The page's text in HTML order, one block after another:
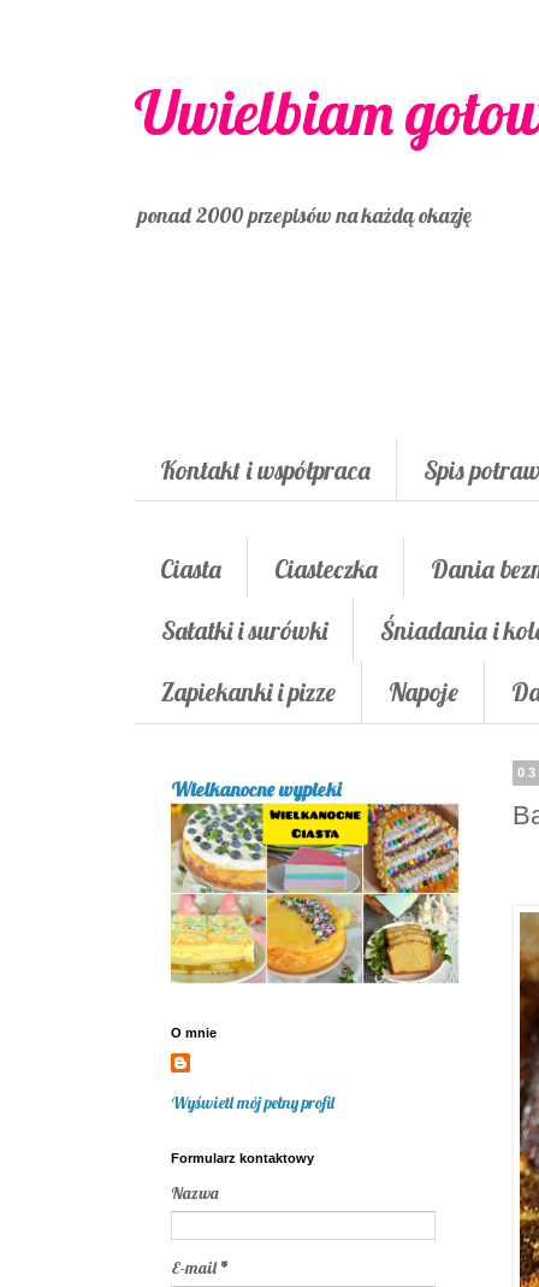
Uwielbiam
ponad 2000 przepisów na każdą okazję
Kontakt i współpraca Spis potraw
Ciasta Ciasteczka Dania
Sałatki i surówki
Śniadania i
Zapiekanki i pizze
Napoje
Wielkanocne wypieki
O mnie
Wyświetl mój pełny profil
Formularz kontaktowy
Nazwa
E-mail*